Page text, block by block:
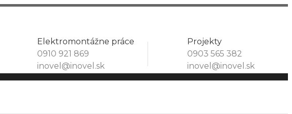
Elektromontážne práce
0910 921 869
inovel@inovel.sk
Projekty
0903 565 382
inovel@inovel.sk